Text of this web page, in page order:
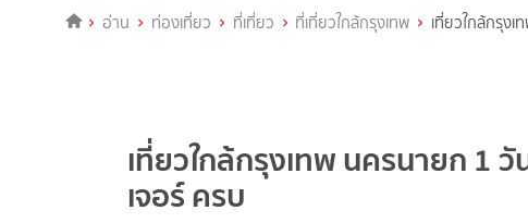
อ่าน ท่องเที่ยว ที่เที่ยว ที่เที่ยวใกล้กรุงเทพ เที่ยวใกล้กรุง
เที่ยวใกล้กรุงเทพ นครนายก 1
เจอร์ ครบ